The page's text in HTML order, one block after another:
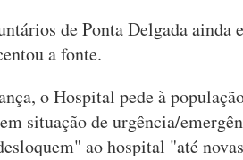
de Ponta Delgada ainda
a fonte.
o Hospital pede à
situação de urgência/
ao hospital "até